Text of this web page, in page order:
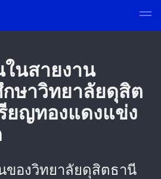
ในสายงาน
ษาวิทยาลัยดุสิต
ยญทองแดงแข่ง
ของวิทยาลัยดุสิตธานี